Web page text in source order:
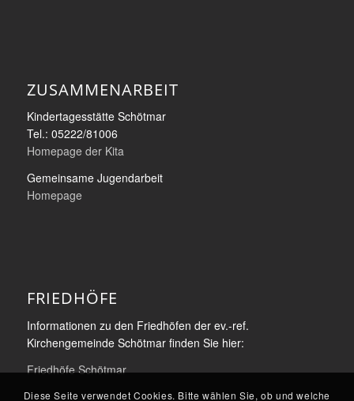
ZUSAMMENARBEIT
Kindertagesstätte Schötmar
Tel.: 05222/81006
Homepage der Kita
Gemeinsame Jugendarbeit
Homepage
FRIEDHÖFE
Informationen zu den Friedhöfen der ev.-ref.
Kirchengemeinde Schötmar finden Sie hier:
Friedhöfe Schötmar
Diese Seite verwendet Cookies. Bitte wählen Sie, ob und welche